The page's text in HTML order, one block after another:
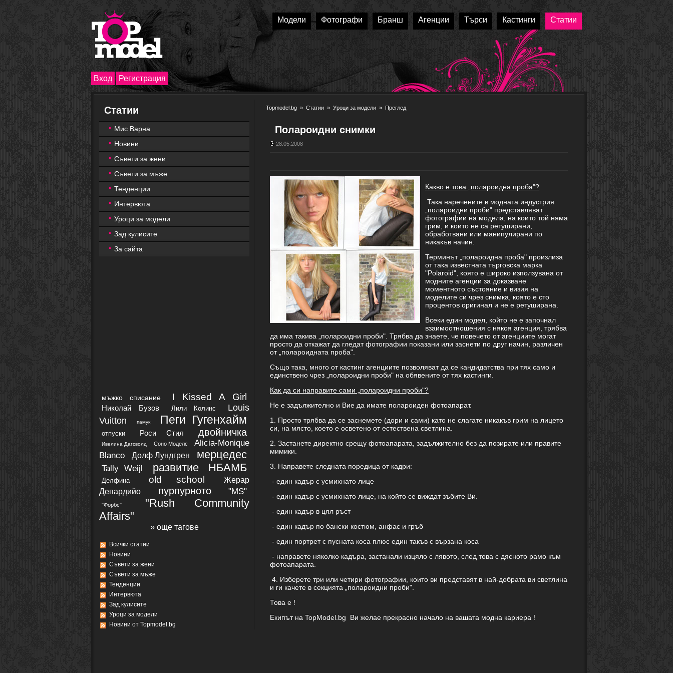
Модели Фотографи Бранш Агенции Търси Кастинги Статии
Вход Регистрация
Статии
Мис Варна
Новини
Съвети за жени
Съвети за мъже
Тенденции
Интервюта
Уроци за модели
Зад кулисите
За сайта
мъжко списание I Kissed A Girl
Николай Бузов Лили Колинс
Louis
Vuitton
памук Пеги Гугенхайм
отпуски Роси Стил двойничка
Ивелина Дагсволд Соно Моделс
Alicia-Monique
Blanco
Долф Лундгрен мерцедес
Tally Weijl развитие НБАМБ
Делфина old school
Жерар
Депардийо
пурпурното "MS"
"Форбс"
"Rush Community
Affairs"
» още тагове
Всички статии
Новини
Съвети за жени
Съвети за мъже
Тенденции
Интервюта
Зад кулисите
Уроци за модели
Новини от Topmodel.bg
Topmodel.bg » Статии » Уроци за модели » Преглед
Полароидни снимки
28.05.2008
Какво е това „полароидна проба"?
Така наречените в модната индустрия
„полароидни проби" представляват
фотографии на модела, на които той няма
грим, и които не са ретуширани,
обработвани или манипулирани по
никакъв начин.
Терминът „полароидна проба" произлиза
от така известната търговска марка
"Polaroid", която е широко използувана от
модните агенции за доказване
моментното състояние и визия на
моделите си чрез снимка, която е сто
процентов оригинал и не е ретуширана.
Всеки един модел, който не е започнал
взаимоотношения с някоя агенция, трябва
да има такива „полароидни проби". Трябва да знаете, че повечето от агенциите могат
просто да откажат да гледат фотографии показани или заснети по друг начин, различен
от „полароидната проба".
Също така, много от кастинг агенциите позволяват да се кандидатства при тях само и
единствено чрез „полароидни проби" на обявените от тях кастинги.
Как да си направите сами „полароидни проби"?
Не е задължително и Вие да имате полароиден фотоапарат.
1. Просто трябва да се заснемете (дори и сами) като не слагате никакъв грим на лицето
си, на място, което е осветено от естествена светлина.
2. Застанете директно срещу фотоапарата, задължително без да позирате или правите
мимики.
3. Направете следната поредица от кадри:
- един кадър с усмихнато лице
- един кадър с усмихнато лице, на който се виждат зъбите Ви.
- един кадър в цял ръст
- един кадър по бански костюм, анфас и гръб
- един портрет с пусната коса плюс един такъв с вързана коса
- направете няколко кадъра, застанали изцяло с лявото, след това с дясното рамо към
фотоапарата.
4. Изберете три или четири фотографии, които ви представят в най-добрата ви светлина
и ги качете в секцията „полароидни проби".
Това е !
Екипът на TopModel.bg Ви желае прекрасно начало на вашата модна кариера !